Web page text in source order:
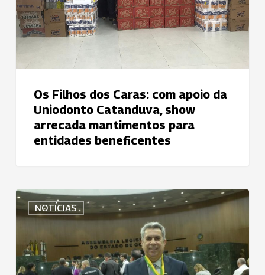
Uniodonto
Catanduva,
show
mantimentos
entidades
beneficentes
Os Filhos dos Caras: com apoio da
Uniodonto Catanduva, show
arrecada mantimentos para
entidades beneficentes
NOTÍCIAS
Presidente
da
Sul
Goiano